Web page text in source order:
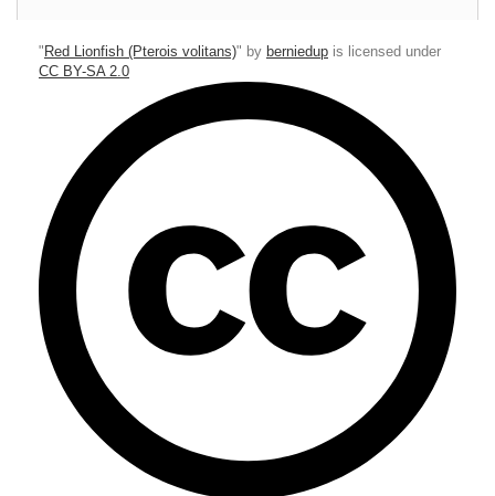
" Red Lionfish (Pterois volitans)" by berniedup is licensed under
CC BY-SA 2.0